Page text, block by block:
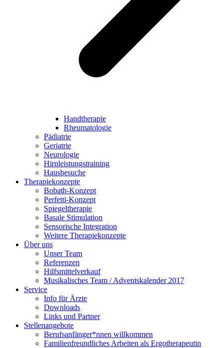
Handtherapie
Rheumatologie
Pädiatrie
Geriatrie
Neurologie
Hirnleistungstraining
Hausbesuche
Therapiekonzepte
Bobath-Konzept
Perfetti-Konzept
Spiegeltherapie
Basale Stimulation
Sensorische Integration
Weitere Therapiekonzepte
Über uns
Unser Team
Referenzen
Hilfsmittelverkauf
Musikalisches Team / Adventskalender 2017
Service
Info für Ärzte
Downloads
Links und Partner
Stellenangebote
Berufsanfänger*nnen willkommen
Familienfreundliches Arbeiten als Ergotherapeutin